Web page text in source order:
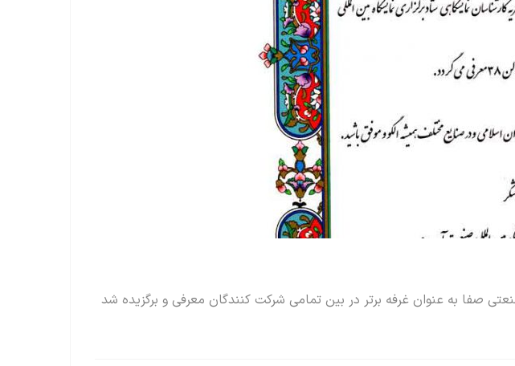
صفا به عنوان غرفه برتر در بین تمامی شرکت کنندگان معرفی و برگزیده شد